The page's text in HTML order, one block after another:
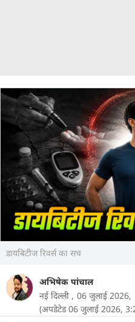
डायबिटीज रिवर्स का सच
अभिषेक पांचाल
नई दिल्ली , 06 जुलाई 2026,
(अपडेटेड 06 जुलाई 2026,